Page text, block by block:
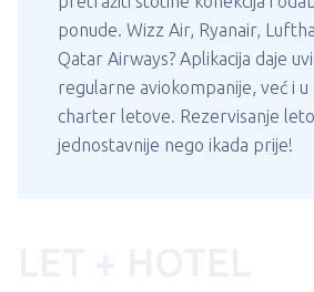
ponude. Wizz Air, Ryanair,
Qatar Airways? Aplikacija daje
regularne aviokompanije, već i
charter letove. Rezervisanje
jednostavnije nego ikada prije!